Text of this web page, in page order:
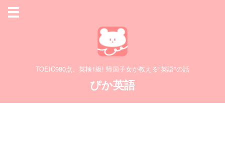
TOEIC980点、英検1級! 帰国子女が教える"英語"の話
ぴか英語